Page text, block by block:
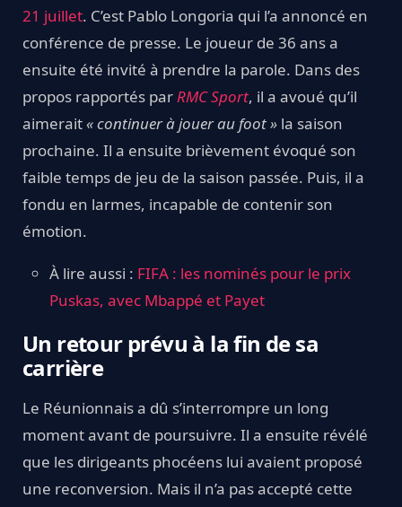
21 juillet. C’est Pablo Longoria qui l’a annoncé en
conférence de presse. Le joueur de 36 ans a
ensuite été invité à prendre la parole. Dans des
propos rapportés parRMC Sport, il a avoué qu’il
aimerait« continuer à jouer au foot » la saison
prochaine. Il a ensuite brièvement évoqué son
faible temps de jeu de la saison passée. Puis, il a
fondu en larmes, incapable de contenir son
émotion.
À lire aussi : FIFA : les nominés pour le prix
Puskas, avec Mbappé et Payet
Un retour prévu à la fin de sa
carrière
Le Réunionnais a dû s’interrompre un long
moment avant de poursuivre. Il a ensuite révélé
que les dirigeants phocéens lui avaient proposé
une reconversion. Mais il n’a pas accepté cette